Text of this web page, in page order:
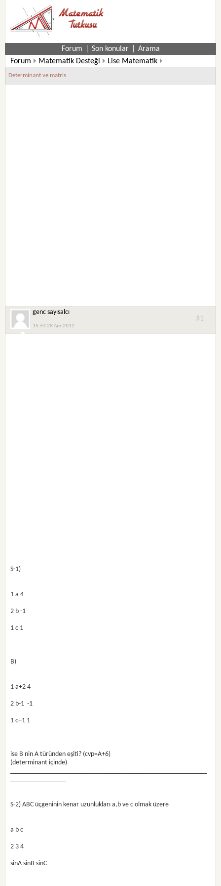
Forum Son konular
Arama
Forum
Matematik Desteği
Lise Matematik
11. Sınıf Matematik Soruları
Determinant ve matris
genc sayısalcı
15:54 28 Apr 2012
#1
S-1)
1 a 4
2 b -1
1 c 1
B)
1 a+2 4
2 b-1  -1
1 c+1 1
ise B nin A türünden eşiti? (cvp=A+6)
(determinant içinde)
S-2) ABC üçgeninin kenar uzunlukları a,b ve c olmak üzere
a b c
2 3 4
sinA sinB sinC